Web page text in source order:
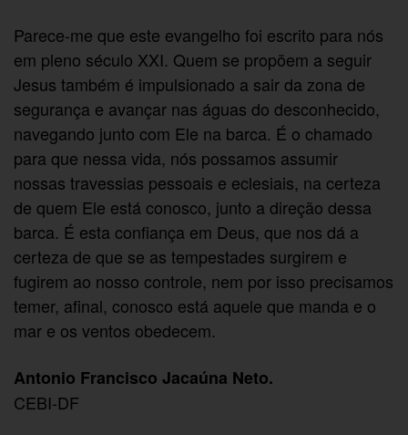
Parece-me que este evangelho foi escrito para nós
em pleno século XXI. Quem se propõem a seguir
Jesus também é impulsionado a sair da zona de
segurança e avançar nas águas do desconhecido,
navegando junto com Ele na barca. É o chamado
para que nessa vida, nós possamos assumir
nossas travessias pessoais e eclesiais, na certeza
de quem Ele está conosco, junto a direção dessa
barca. É esta confiança em Deus, que nos dá a
certeza de que se as tempestades surgirem e
fugirem ao nosso controle, nem por isso precisamos
temer, afinal, conosco está aquele que manda e o
mar e os ventos obedecem.
Antonio Francisco Jacaúna Neto.
CEBI-DF